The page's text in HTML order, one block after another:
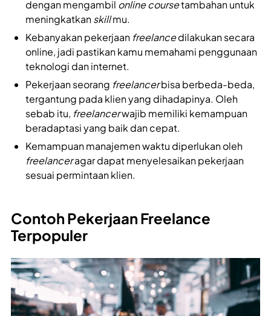
dengan mengambil online coursetambahan untuk
meningkatkanskillmu.
Kebanyakan pekerjaan freelancedilakukan secara
online, jadi pastikan kamu memahami penggunaan
teknologi dan internet.
Pekerjaan seorang freelancerbisa berbeda-beda,
tergantung pada klien yang dihadapinya. Oleh
sebab itu, freelancerwajib memiliki kemampuan
beradaptasi yang baik dan cepat.
Kemampuan manajemen waktu diperlukan oleh
freelanceragar dapat menyelesaikan pekerjaan
sesuai permintaan klien.
Contoh Pekerjaan Freelance
Terpopuler